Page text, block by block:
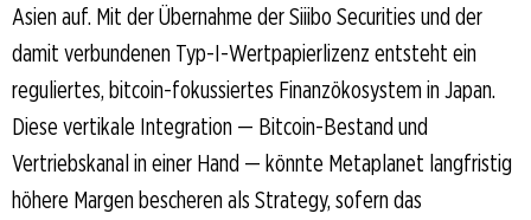
Asien auf. Mit der Übernahme der Siiibo Securities und der
damit verbundenen Typ-I-Wertpapierlizenz entsteht ein
reguliertes, bitcoin-fokussiertes Finanzökosystem in Japan.
Diese vertikale Integration — Bitcoin-Bestand und
Vertriebskanal in einer Hand — könnte Metaplanet langfristig
höhere Margen bescheren als Strategy, sofern das